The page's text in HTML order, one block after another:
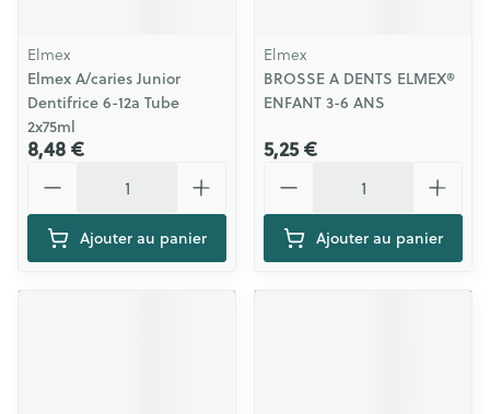
Elmex
Elmex A/caries Junior
Dentifrice 6-12a Tube
2x75ml
8,48 €
Ajouter au panier
Elmex
BROSSE A DENTS ELMEX®
ENFANT 3-6 ANS
5,25 €
Ajouter au panier